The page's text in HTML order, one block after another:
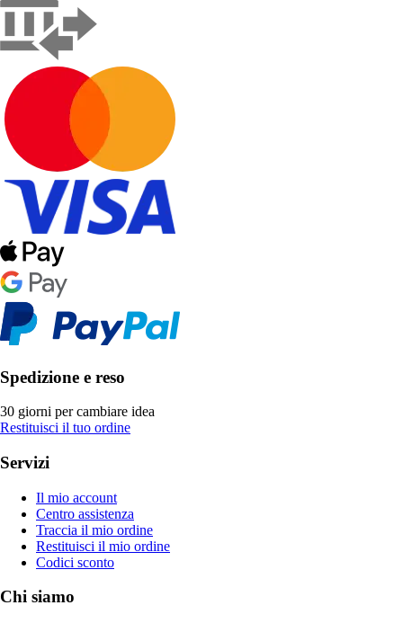
Spedizione e reso
30 giorni per cambiare idea
Restituisci il tuo ordine
Servizi
Il mio account
Centro assistenza
Traccia il mio ordine
Restituisci il mio ordine
Codici sconto
Chi siamo